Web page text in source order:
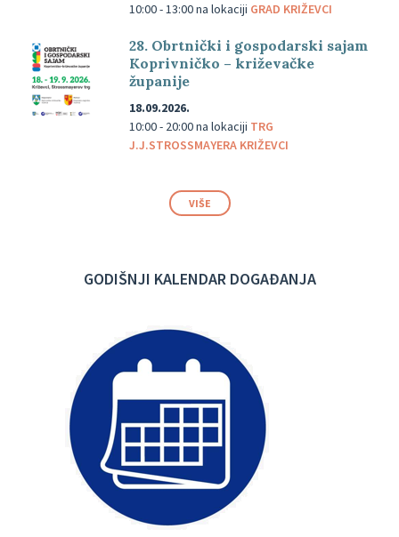
10:00 - 13:00na lokaciji GRAD KRIŽEVCI
28. Obrtnički i gospodarski sajam
Koprivničko – križevačke
županije
18.09.2026.
10:00 - 20:00na lokaciji TRG
J.J.STROSSMAYERA KRIŽEVCI
VIŠE
GODIŠNJI KALENDAR DOGAĐANJA